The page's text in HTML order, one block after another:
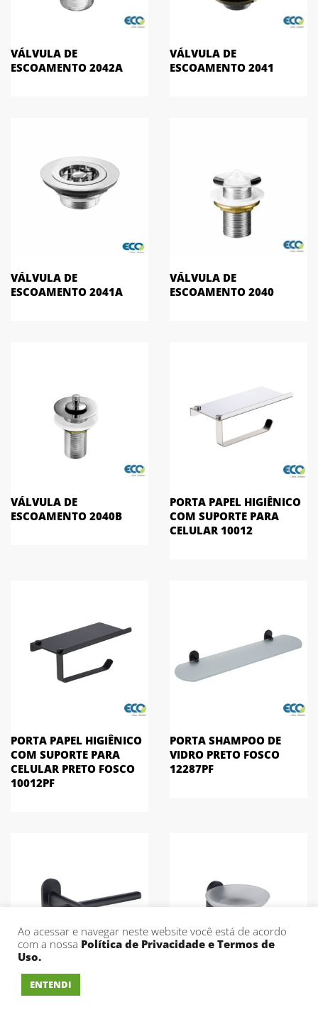
VÁLVULA DE
ESCOAMENTO 2042A
VÁLVULA DE
ESCOAMENTO 2041
VÁLVULA DE
ESCOAMENTO 2041A
VÁLVULA DE
ESCOAMENTO 2040
VÁLVULA DE
ESCOAMENTO 2040B
PORTA PAPEL HIGIÊNICO
COM SUPORTE PARA
CELULAR 10012
PORTA PAPEL HIGIÊNICO
COM SUPORTE PARA
CELULAR PRETO FOSCO
10012PF
PORTA SHAMPOO DE
VIDRO PRETO FOSCO
12287PF
PORTA PAPEL HIGIÊNICO
Ao acessar e navegar neste website você está de acordo
com a nossa Política de Privacidade e Termos de
Uso.
ENTENDI